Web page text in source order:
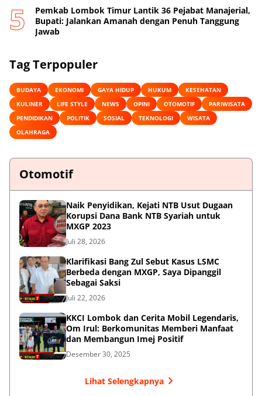
Pemkab Lombok Timur Lantik 36 Pejabat Manajerial,
Bupati: Jalankan Amanah dengan Penuh Tanggung
Jawab
Tag Terpopuler
BUDAYA EKONOMI GAYA HIDUP HUKUM
KESEHATAN
KULINER
LIFE STYLE NEWS OPINI OTOMOTIF
PARIWISATA
PENDIDIKAN
POLITIK SOSIAL TEKNOLOGI
WISATA
OLAHRAGA
Otomotif
Naik Penyidikan, Kejati NTB Usut Dugaan
Korupsi Dana Bank NTB Syariah untuk
MXGP 2023
Juli 28, 2026
Klarifikasi Bang Zul Sebut Kasus LSMC
Berbeda dengan MXGP, Saya Dipanggil
Sebagai Saksi
Juli 22, 2026
KKCI Lombok dan Cerita Mobil Legendaris,
Om Irul: Berkomunitas Memberi Manfaat
dan Membangun Imej Positif
Desember 30, 2025
Lihat Selengkapnya